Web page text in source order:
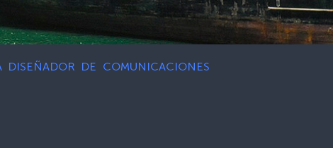
DISEÑADOR DE COMUNICACIONES